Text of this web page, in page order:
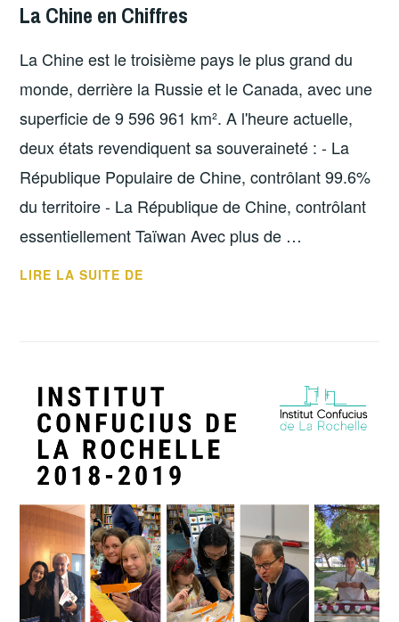
La Chine en Chiffres
La Chine est le troisième pays le plus grand du
monde, derrière la Russie et le Canada, avec une
superficie de 9 596 961 km². A l'heure actuelle,
deux états revendiquent sa souveraineté : - La
République Populaire de Chine, contrôlant 99.6%
du territoire - La République de Chine, contrôlant
essentiellement Taïwan Avec plus de …
LIRE LA SUITE DE